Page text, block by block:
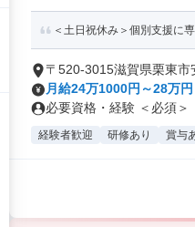
＜土日祝休み＞個別支援に
〒520-3015滋賀県栗東市
月給24万1000円～28万円
必要資格・経験 ＜必須＞
経験者歓迎 研修あり 賞与